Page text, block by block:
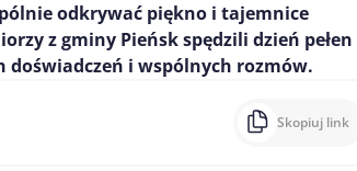
odkrywać piękno i tajemnice
z gminy Pieńsk spędzili dzień pełen
i wspólnych rozmów.
Skopiuj link